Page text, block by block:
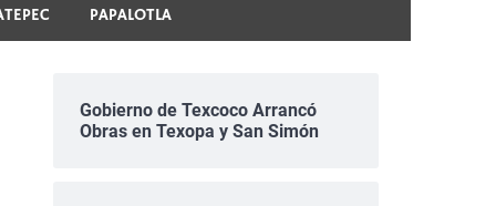
PAPALOTLA
Gobierno de Texcoco Arrancó
Obras en Texopa y San Simón